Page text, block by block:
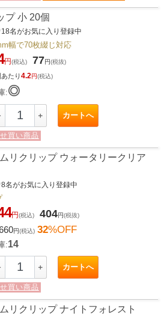
プ 小 20個
18名がお気に入り登録中
幅で70枚綴じ対応
円(税込) 77円(税抜)
あたり4.2円(税込)
:◎
＋ カートへ
買い商品
リクリップ ウォータリークリア
8名がお気に入り登録中
円(税込) 404円(税抜)
円(税込) 32%OFF
:14
＋ カートへ
買い商品
リクリップ ナイトフォレスト